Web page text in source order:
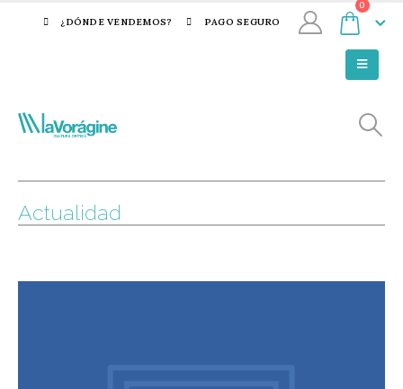
¿DÓNDE VENDEMOS? PAGO SEGURO
0
Actualidad